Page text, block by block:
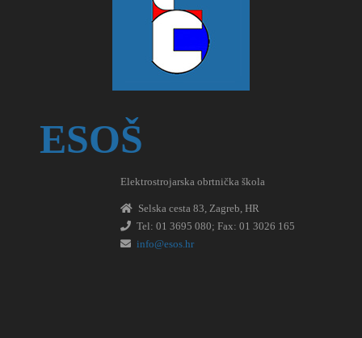
ESOŠ
Elektrostrojarska obrtnička škola
Selska cesta 83, Zagreb, HR
Tel: 01 3695 080; Fax: 01 3026 165
info@esos.hr